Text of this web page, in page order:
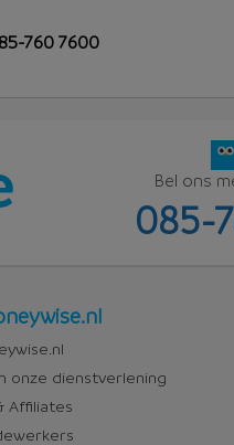
760 7600
Bel ons
085-
onze dienstverlening
Affiliates